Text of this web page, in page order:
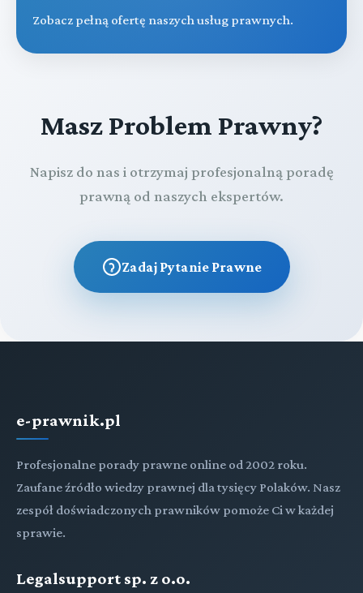
Zobacz pełną ofertę naszych usług prawnych.
Masz Problem Prawny?
Napisz do nas i otrzymaj profesjonalną poradę
prawną od naszych ekspertów.
Zadaj Pytanie Prawne
e-prawnik.pl
Profesjonalne porady prawne online od 2002 roku.
Zaufane źródło wiedzy prawnej dla tysięcy Polaków. Nasz
zespół doświadczonych prawników pomoże Ci w każdej
sprawie.
Legalsupport sp. z o.o.